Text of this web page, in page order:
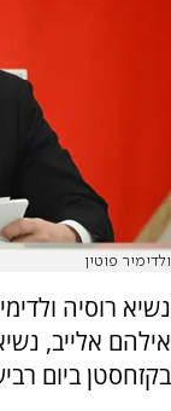
ולדימיר פוטין
נשיא רוסיה
אילהם אלייב,
בקזחסטן ביום